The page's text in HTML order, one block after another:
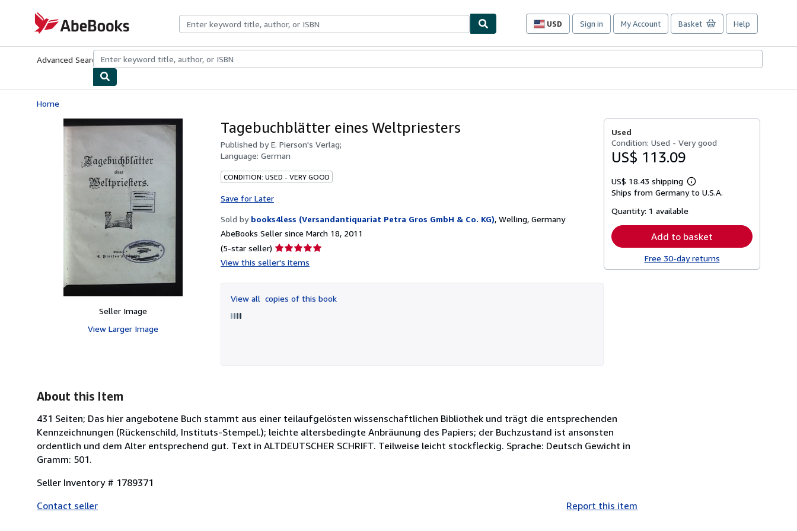
AbeBooks.com
USD
Site
preferences
Sign in My Account Basket Help
Advanced Search Browse CollectionsRare BooksArt & Collectibles
Home
Seller Image
View Larger Image
Tagebuchblätter eines Weltpriesters
Published byE. Pierson's Verlag;
Language: German
CONDITION: USED - VERY GOOD
Save for Later
Sold by books4less (Versandantiquariat Petra Gros GmbH & Co. KG), Welling, Germany
AbeBooks Seller since March 18, 2011
(5-star seller) Seller
rating
of
5
View this seller's items
View all copies of this book
Used
Condition: Used - Very good
US$ 113.09
US$ 18.43 shipping
Learn
more
Ships from Germany to U.S.A.
Quantity: 1 available
Add to basket
Free 30-day returns
About this Item
431 Seiten; Das hier angebotene Buch stammt aus einer teilaufgelösten wissenschaftlichen Bibliothek und trägt die entsprechenden
Kennzeichnungen (Rückenschild, Instituts-Stempel.); leichte altersbedingte Anbräunung des Papiers; der Buchzustand ist ansonsten
ordentlich und dem Alter entsprechend gut. Text in ALTDEUTSCHER SCHRIFT. Teilweise leicht stockfleckig. Sprache: Deutsch Gewicht in
Gramm: 501.
Seller Inventory # 1789371
Contact seller
Report this item